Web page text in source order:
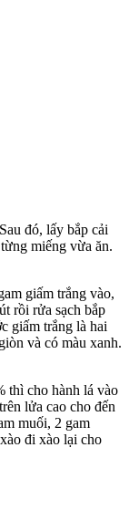
đó, lấy bắp cải
miếng vừa ăn.
giấm trắng vào,
rồi rửa sạch bắp
giấm trắng là hai
và có màu xanh.
thì cho hành lá vào
lửa cao cho đến
muối, 2 gam
đi xào lại cho